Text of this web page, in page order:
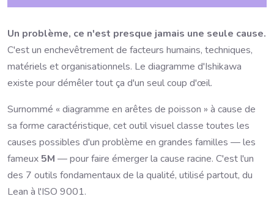
Un problème, ce n'est presque jamais une seule cause.
C'est un enchevêtrement de facteurs humains, techniques,
matériels et organisationnels. Le diagramme d'Ishikawa
existe pour démêler tout ça d'un seul coup d'œil.
Surnommé « diagramme en arêtes de poisson » à cause de
sa forme caractéristique, cet outil visuel classe toutes les
causes possibles d'un problème en grandes familles — les
fameux 5M — pour faire émerger la cause racine. C'est l'un
des 7 outils fondamentaux de la qualité, utilisé partout, du
Lean à l'ISO 9001.